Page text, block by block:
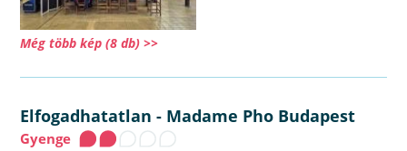
Még több kép (8 db) >>
Elfogadhatatlan - Madame Pho Budapest
Gyenge